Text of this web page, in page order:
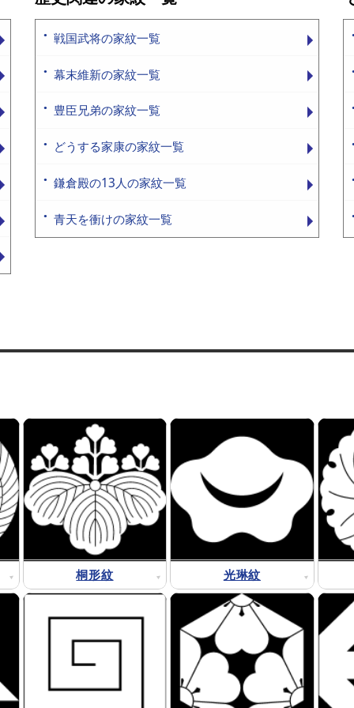
戦国武将の家紋一覧
幕末維新の家紋一覧
豊臣兄弟の家紋一覧
どうする家康の家紋一覧
鎌倉殿の13人の家紋一覧
青天を衝けの家紋一覧
桐形紋 光琳紋